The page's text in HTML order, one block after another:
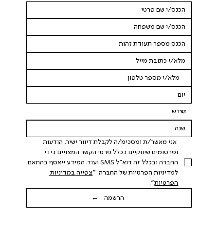
אני מאשר/ת ומסכימ/ה לקבלת דיוור ישיר, הודעות
החברה ובכלל זה דוא"ל SMS ועוד. המידע ייאסף בהתאם
למדיניות הפרטיות של החברה. "
צפייה במדיניות
הפרטיות".
הרשמה ←